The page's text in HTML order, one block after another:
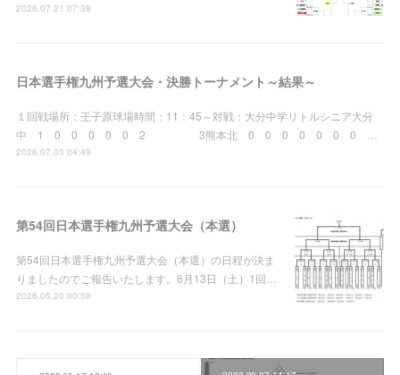
2026.07.21 07:38
日本選手権九州予選大会・決勝トーナメント～結果～
１回戦場所：王子原球場時間：11：45～対戦：大分中学リトルシニア大分
中 1 0 0 0 0 0 2 3熊本北 0 0 0 0 0 0 0 …
2026.07.03 04:49
第54回日本選手権九州予選大会（本選）
第54回日本選手権九州予選大会（本選）の日程が決ま
りましたのでご報告いたします。6月13日（土）1回…
2026.05.20 00:58